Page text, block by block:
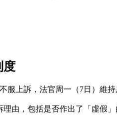
度
上訴，法官周一（7日）維
由，包括是否作出了「虛假